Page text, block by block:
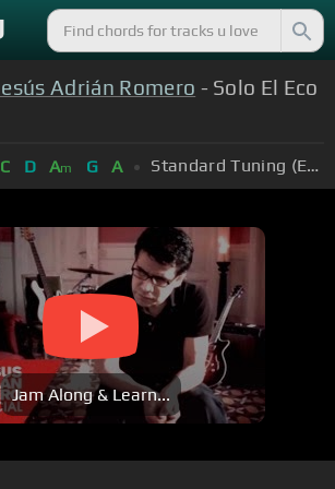
Adrián Romero - Solo El Eco
C D Am G A Standard Tuning (EADGBE)
Jam Along & Learn...